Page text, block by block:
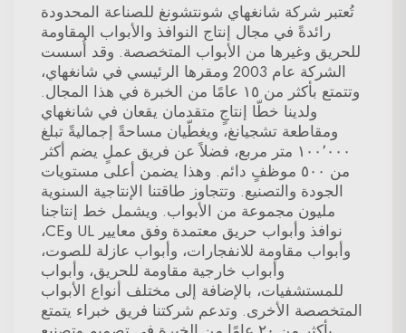
تُعتبر شركة شانغهاي شونتشونغ للصناعة المحدودة
رائدةً في مجال إنتاج النوافذ والأبواب المقاومة
للحريق وغيرها من الأبواب المتخصصة. وقد أُسست
الشركة عام 2003 ومقرها الرئيسي في شانغهاي،
وتتمتع بأكثر من ١٥ عامًا من الخبرة في هذا المجال.
ولدينا خطّا إنتاجٍ متقدمان يقعان في شانغهاي
ومقاطعة تشجيانغ، ويغطّيان مساحةً إجماليةً تبلغ
١٠٠٬٠٠٠ متر مربع، فضلاً عن فريق عملٍ يضم أكثر
من ٥٠٠ موظفٍ دائم. وهذا يضمن أعلى مستويات
الجودة والتصنيع. وتتجاوز طاقتنا الإنتاجية السنوية
مليون مجموعة من الأبواب. ويشمل خط إنتاجنا
نوافذ وأبواب حريق معتمدة وفق معايير UL وCE،
وأبواب مقاومة للانفجارات، وأبواب عازلة للصوت،
وأبواب خارجية مقاومة للحريق، وأبواب
للمستشفيات، بالإضافة إلى مختلف أنواع الأبواب
المتخصصة الأخرى. وتدعم شركتنا فريق خبراء يتمتع